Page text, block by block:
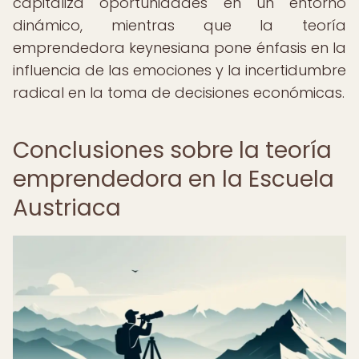
dinámico, mientras que la teoría
emprendedora keynesiana pone énfasis en la
influencia de las emociones y la incertidumbre
radical en la toma de decisiones económicas.
Conclusiones sobre la teoría
emprendedora en la Escuela
Austriaca